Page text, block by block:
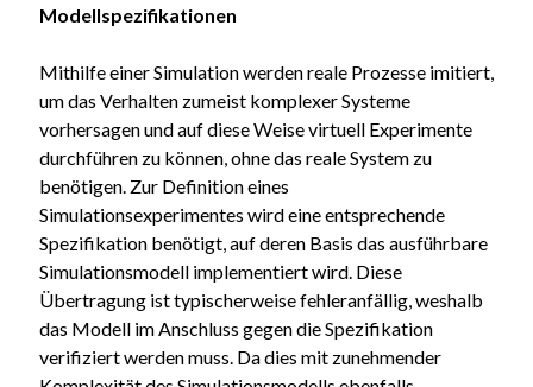
Modellspezifikationen
Mithilfe einer Simulation werden reale Prozesse imitiert,
um das Verhalten zumeist komplexer Systeme
vorhersagen und auf diese Weise virtuell Experimente
durchführen zu können, ohne das reale System zu
benötigen. Zur Definition eines
Simulationsexperimentes wird eine entsprechende
Spezifikation benötigt, auf deren Basis das ausführbare
Simulationsmodell implementiert wird. Diese
Übertragung ist typischerweise fehleranfällig, weshalb
das Modell im Anschluss gegen die Spezifikation
verifiziert werden muss. Da dies mit zunehmender